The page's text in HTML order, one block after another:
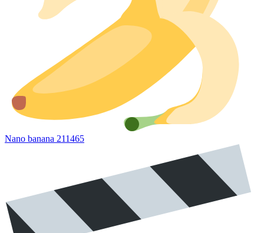
Nano banana 211465